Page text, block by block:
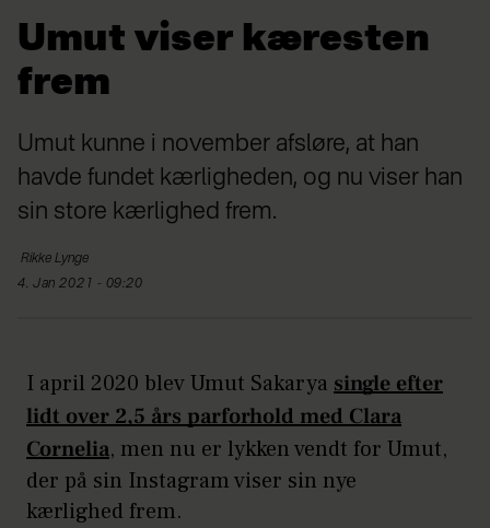
Umut viser kæresten
frem
Umut kunne i november afsløre, at han
havde fundet kærligheden, og nu viser han
sin store kærlighed frem.
Rikke Lynge
4. Jan 2021 - 09:20
I april 2020 blev Umut Sakarya single efter
lidt over 2,5 års parforhold med Clara
Cornelia, men nu er lykken vendt for Umut,
der på sin Instagram viser sin nye
kærlighed frem.